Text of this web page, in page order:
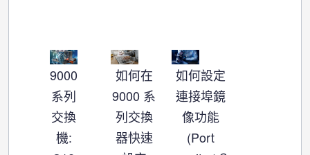
9000
系列
交換
機:
如何在
9000 系
列交換
器快速
如何設定
連接埠鏡
像功能
(Port